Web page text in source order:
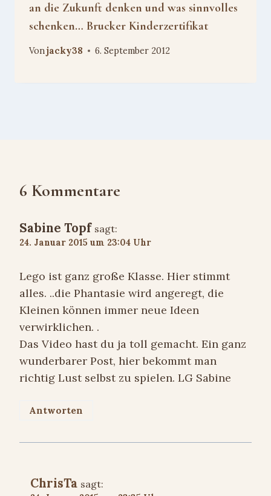
an die Zukunft denken und was sinnvolles
schenken… Brucker Kinderzertifikat
Vonjacky38 6. September 2012
6 Kommentare
Sabine Topf sagt:
24. Januar 2015 um 23:04 Uhr
Lego ist ganz große Klasse. Hier stimmt
alles. ..die Phantasie wird angeregt, die
Kleinen können immer neue Ideen
verwirklichen. .
Das Video hast du ja toll gemacht. Ein ganz
wunderbarer Post, hier bekommt man
richtig Lust selbst zu spielen. LG Sabine
Antworten
ChrisTa sagt: